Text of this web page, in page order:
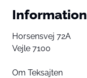
Information
Horsensvej 72A
Vejle 7100
Om Teksajten